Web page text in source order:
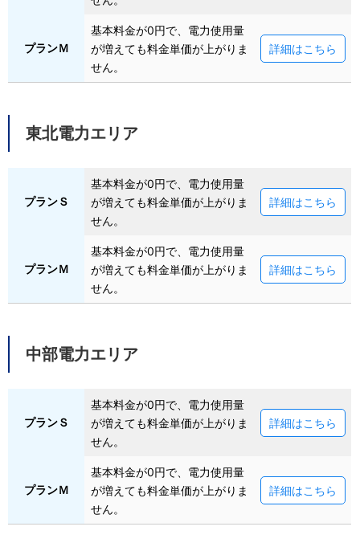
プランＭ
基本料金が0円で、電力使用量
が増えても料金単価が上がりま
せん。
詳細はこちら
東北電力エリア
プランＳ
基本料金が0円で、電力使用量
が増えても料金単価が上がりま
せん。
詳細はこちら
プランＭ
基本料金が0円で、電力使用量
が増えても料金単価が上がりま
せん。
詳細はこちら
中部電力エリア
プランＳ
基本料金が0円で、電力使用量
が増えても料金単価が上がりま
せん。
詳細はこちら
プランＭ
基本料金が0円で、電力使用量
が増えても料金単価が上がりま
せん。
詳細はこちら